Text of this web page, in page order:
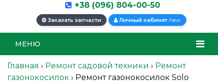
+38 (096) 804-00-50
Заказать запчасти Личный кабинет new
МЕНЮ
Главная › Ремонт садовой техники › Ремонт
газонокосилок › Ремонт газонокосилок Solo